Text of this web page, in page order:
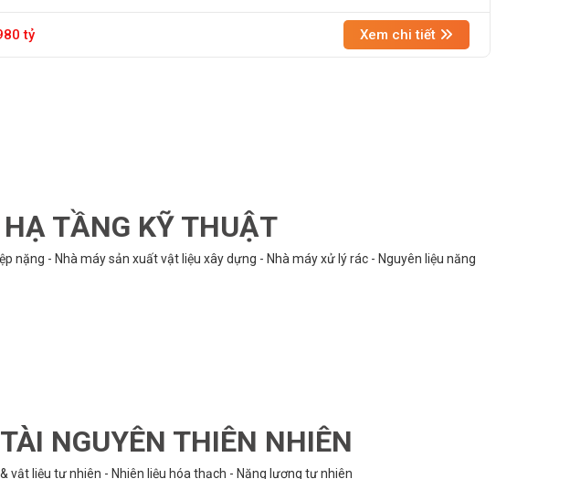
tỷ Xem chi tiết
TẦNG KỸ THUẬT
nặng - Nhà máy sản xuất vật liệu xây dựng - Nhà máy xử lý rác - Nguyên liệu năng
NGUYÊN THIÊN NHIÊN
vật liệu tự nhiên - Nhiên liệu hóa thạch - Năng lượng tự nhiên